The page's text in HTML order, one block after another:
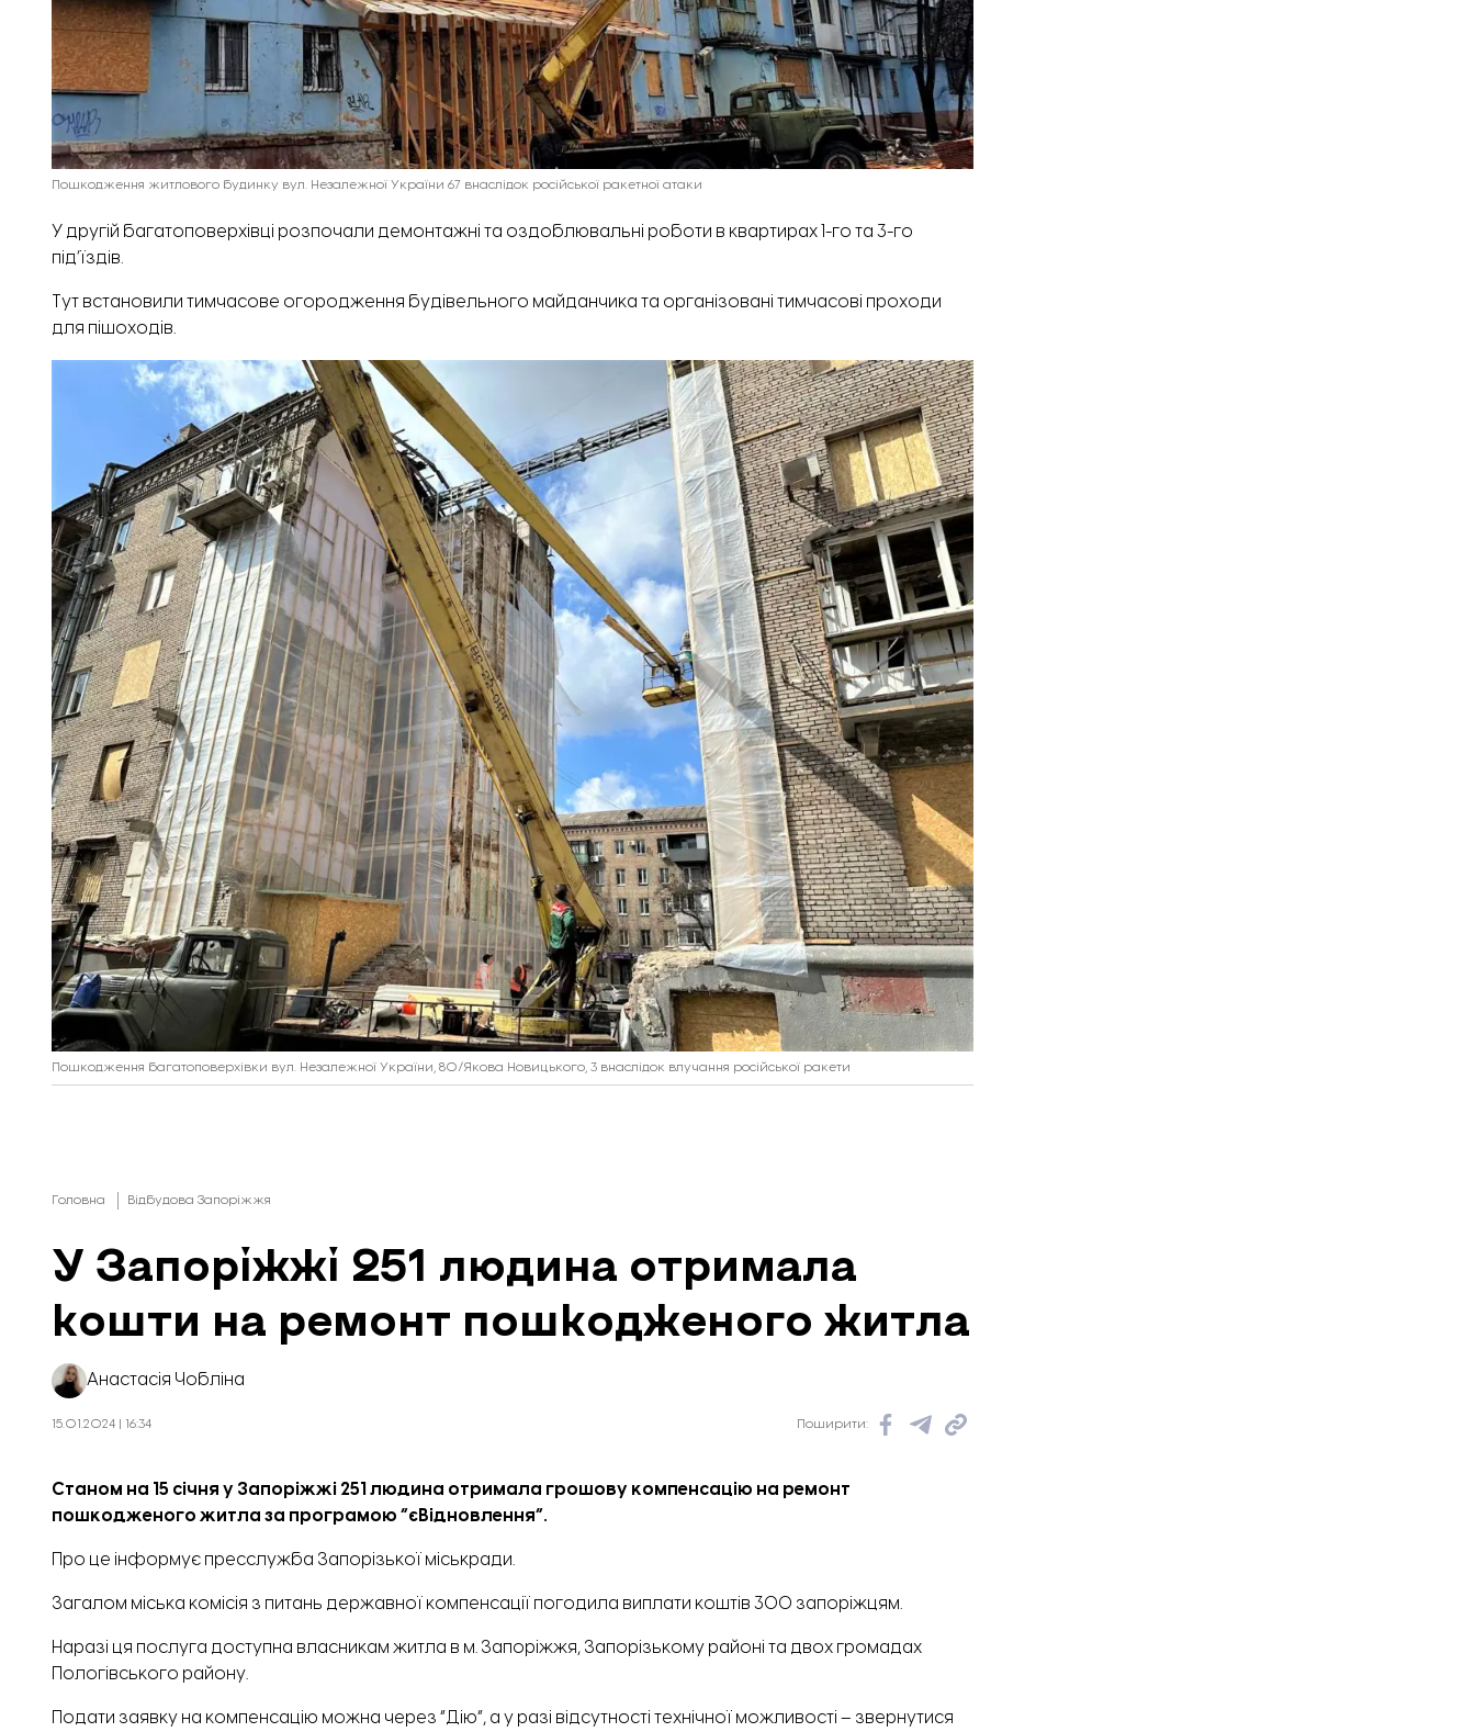
Пошкодження житлового будинку вул. Незалежної України 67 внаслідок російської ракетної атаки
У другій багатоповерхівці розпочали демонтажні та оздоблювальні роботи в квартирах 1-го та 3-го
під’їздів.
Тут встановили тимчасове огородження будівельного майданчика та організовані тимчасові проходи
для пішоходів.
Пошкодження багатоповерхівки вул. Незалежної України, 80/Якова Новицького, 3 внаслідок влучання російської ракети
Головна Відбудова Запоріжжя
У Запоріжжі 251 людина отримала
кошти на ремонт пошкодженого житла
Анастасія Чобліна
15.01.2024 | 16:34 Поширити:
Станом на 15 січня у Запоріжжі 251 людина отримала грошову компенсацію на ремонт
пошкодженого житла за програмою “єВідновлення”.
Про це інформує пресслужба Запорізької міськради.
Загалом міська комісія з питань державної компенсації погодила виплати коштів 300 запоріжцям.
Наразі ця послуга доступна власникам житла в м. Запоріжжя, Запорізькому районі та двох громадах
Пологівського району.
Подати заявку на компенсацію можна через “Дію”, а у разі відсутності технічної можливості – звернутися